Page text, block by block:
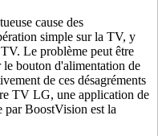
cause des
simple sur la TV, y
Le problème peut être
le bouton d'alimentation de
de ces désagréments
TV LG, une application de
BoostVision est la